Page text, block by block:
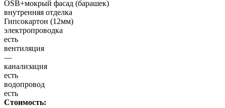
OSB+мокрый фасад (барашек)
внутренняя отделка
Гипсокартон (12мм)
электропроводка
есть
вентиляция
—
канализация
есть
водопровод
есть
Стоимость: